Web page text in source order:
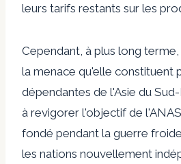
leurs tarifs restants sur les
Cependant, à plus long
la menace qu'elle constituent
dépendantes de l'Asie du
à revigorer l'objectif de
fondé pendant la guerre
les nations nouvellement